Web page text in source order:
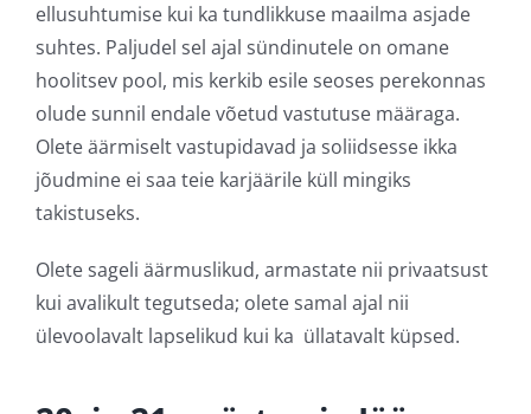
ellusuhtumise kui ka tundlikkuse maailma asjade
suhtes. Paljudel sel ajal sündinutele on omane
hoolitsev pool, mis kerkib esile seoses perekonnas
olude sunnil endale võetud vastutuse määraga.
Olete äärmiselt vastupidavad ja soliidsesse ikka
jõudmine ei saa teie karjäärile küll mingiks
takistuseks.
Olete sageli äärmuslikud, armastate nii privaatsust
kui avalikult tegutseda; olete samal ajal nii
ülevoolavalt lapselikud kui ka üllatavalt küpsed.